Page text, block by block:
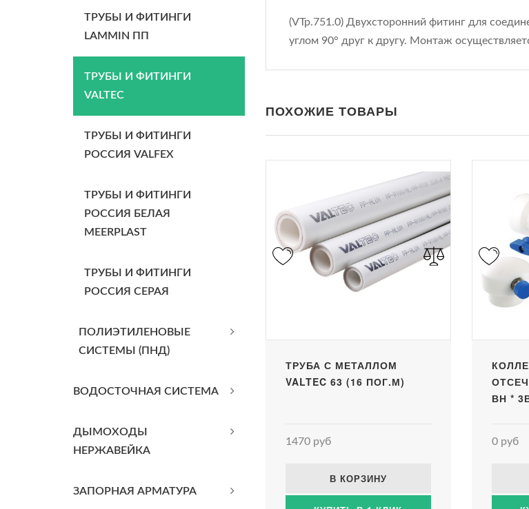
ТРУБЫ И ФИТИНГИ
LAMMIN ПП
ТРУБЫ И ФИТИНГИ
VALTEC
ТРУБЫ И ФИТИНГИ
РОССИЯ VALFEX
ТРУБЫ И ФИТИНГИ
РОССИЯ БЕЛАЯ
MEERPLAST
ТРУБЫ И ФИТИНГИ
РОССИЯ СЕРАЯ
ПОЛИЭТИЛЕНОВЫЕ
СИСТЕМЫ (ПНД)
ВОДОСТОЧНАЯ СИСТЕМА
ДЫМОХОДЫ
НЕРЖАВЕЙКА
ЗАПОРНАЯ АРМАТУРА
(VTp.751.0) Двухсторонний фитинг для
углом 90° друг к другу. Монтаж
ПОХОЖИЕ ТОВАРЫ
ТРУБА С МЕТАЛЛОМ
VALTEC 63 (16 ПОГ.М)
1470 руб
В КОРЗИНУ
ВН *
0 руб